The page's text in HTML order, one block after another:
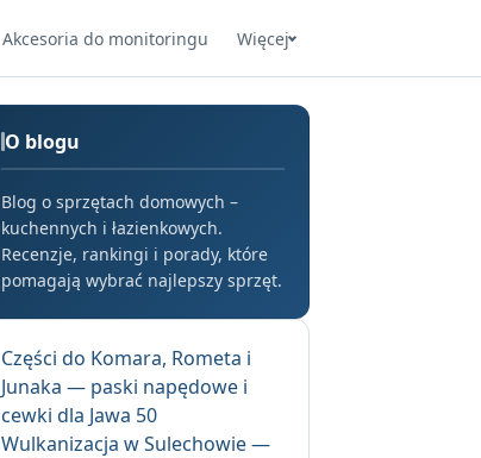
Akcesoria do monitoringu Więcej
O blogu
Blog o sprzętach domowych –
kuchennych i łazienkowych.
Recenzje, rankingi i porady, które
pomagają wybrać najlepszy sprzęt.
Części do Komara, Rometa i
Junaka — paski napędowe i
cewki dla Jawa 50
Wulkanizacja w Sulechowie —